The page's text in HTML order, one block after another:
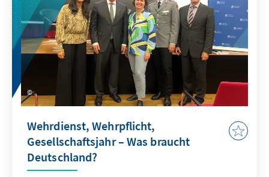
Wehrdienst, Wehrpflicht,
Gesellschaftsjahr – Was braucht
Deutschland?